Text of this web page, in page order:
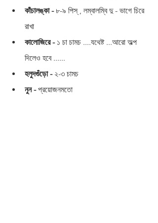
কাঁচালঙ্কা - ৮-৯ পিস্ , লম্বালম্বি দু - ভাগে চিরে
রাখা
কালোজিরে - ১ চা চামচ ....যথেষ্ট ...আরো অল্প
দিলেও হবে ......
হলুদগুঁড়ো - ২-৩ চামচ
নুন - প্রয়োজনমতো